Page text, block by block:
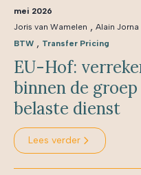
mei 2026
Joris van Wamelen , Alain Jorna
BTW , Transfer Pricing
EU-Hof:
binnen de
belaste dienst
Lees verder